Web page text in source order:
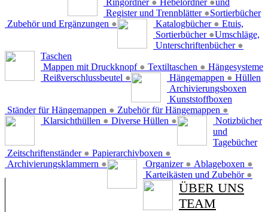
Ringordner ● Hebelordner ●
Register und Trennblätter ●
Zubehör und Ergänzungen ●
und
Sortierbücher
Katalogbücher ●
Sortierbücher ●
Unterschriftenbücher ●
Etuis,
Umschläge,
Taschen
Mappen mit Druckknopf ● Textiltaschen ●
Reißverschlussbeutel ●
Hängesysteme
Hängemappen ●
Ständer für Hängemappen ● Zubehör für Hängemappen ●
Hüllen
Klarsichthüllen ● Diverse Hüllen ●
Archivierungsboxen
Zeitschriftenständer ● Papierarchivboxen ●
Archivierungsklammern ●
Kunststoffboxen
Organizer ● Ablageboxen ●
Karteikästen und Zubehör ●
Notizbücher
und
Tagebücher
ÜBER UNS
TEAM